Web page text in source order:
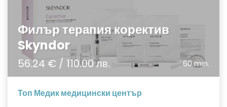
Филър терапия коректив
Skyndor
56.24 € / 110.00 лв. 60 min.
Топ Медик медицински център